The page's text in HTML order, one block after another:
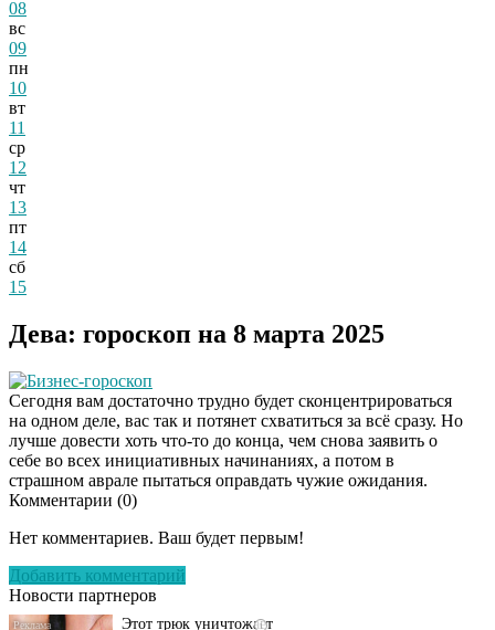
08
вс
09
пн
10
вт
11
ср
12
чт
13
пт
14
сб
15
Дева: гороскоп на 8 марта 2025
Бизнес-гороскоп
Сегодня вам достаточно трудно будет сконцентрироваться
на одном деле, вас так и потянет схватиться за всё сразу. Но
лучше довести хоть что-то до конца, чем снова заявить о
себе во всех инициативных начинаниях, а потом в
страшном аврале пытаться оправдать чужие ожидания.
Комментарии (0)
Нет комментариев. Ваш будет первым!
Добавить комментарий
Новости партнеров
Даже самый
исчезнет с корнем,
Этот трюк уничтожает